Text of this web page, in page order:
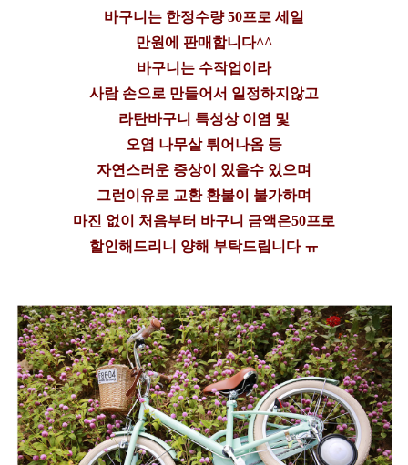
바구니는 한정수량 50프로 세일
만원에 판매합니다^^
바구니는 수작업이라
사람 손으로 만들어서 일정하지않고
라탄바구니 특성상 이염 및
오염 나무살 튀어나옴 등
자연스러운 증상이 있을수 있으며
그런이유로 교환 환불이 불가하며
마진 없이 처음부터 바구니 금액은50프로
할인해드리니 양해 부탁드립니다 ㅠ